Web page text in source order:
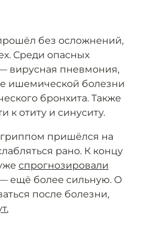
без осложнений,
Среди опасных
вирусная пневмония,
ишемической болезни
бронхита. Также
к отиту и синуситу.
пришёлся на
рано. К концу
спрогнозировали
ещё более сильную. О
после болезни,